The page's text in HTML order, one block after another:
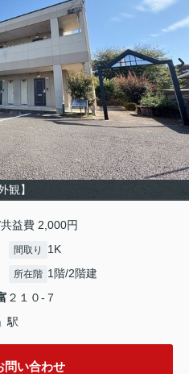
観】
益費 2,000円
間取り 1K
所在階 1階/2階建
２１０-７
」駅
問い合わせ